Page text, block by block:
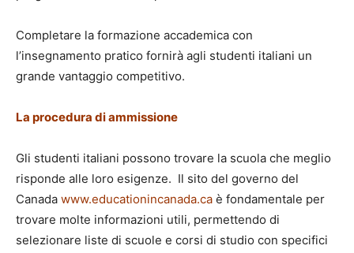
Completare la formazione accademica con
l’insegnamento pratico fornirà agli studenti italiani un
grande vantaggio competitivo.
La procedura di ammissione
Gli studenti italiani possono trovare la scuola che meglio
risponde alle loro esigenze. Il sito del governo del
Canada www.educationincanada.ca è fondamentale per
trovare molte informazioni utili, permettendo di
selezionare liste di scuole e corsi di studio con specifici